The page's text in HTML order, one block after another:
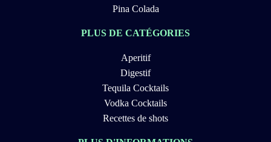
Pina Colada
PLUS DE CATÉGORIES
Aperitif
Digestif
Tequila Cocktails
Vodka Cocktails
Recettes de shots